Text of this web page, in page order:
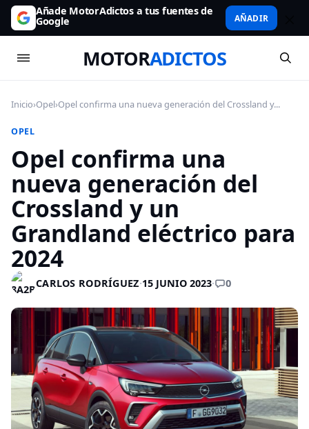
Añade MotorAdictos a tus fuentes de
Google AÑADIR
MOTORADICTOS
Inicio›Opel›Opel confirma una nueva generación del Crossland y...
OPEL
Opel confirma una
nueva generación del
Crossland y un
Grandland eléctrico para
2024
CARLOS RODRÍGUEZ·15 JUNIO 2023· 0